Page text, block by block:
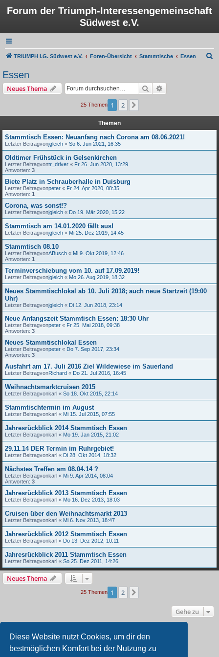
Diese Website nutzt Cookies, um dir den
bestmöglichen Komfort bei der Nutzung zu
Forum der Triumph-Interessengemeinschaft
Südwest e.V.
TRIUMPH I.G. Südwest e.V. Foren-Übersicht Stammtische Essen
Essen
Neues Thema Suche
25 Themen 1 2
Themen
Stammtisch Essen: Neuanfang nach Corona am 08.06.2021!
Letzter Beitragvonjgleich « So 6. Jun 2021, 16:35
Oldtimer Frühstück in Gelsenkirchen
Letzter Beitragvontr_driver « Fr 26. Jun 2020, 13:29
Antworten: 3
Biete Platz in Schrauberhalle in Duisburg
Letzter Beitragvonpeter « Fr 24. Apr 2020, 08:35
Antworten: 1
Corona, was sonst!?
Letzter Beitragvonjgleich « Do 19. Mär 2020, 15:22
Stammtisch am 14.01.2020 fällt aus!
Letzter Beitragvonjgleich « Mi 25. Dez 2019, 14:45
Stammtisch 08.10
Letzter BeitragvonABusch « Mi 9. Okt 2019, 12:46
Antworten: 1
Terminverschiebung vom 10. auf 17.09.2019!
Letzter Beitragvonjgleich « Mo 26. Aug 2019, 18:32
Neues Stammtischlokal ab 10. Juli 2018; auch neue Startzeit (19:00
Uhr)
Letzter Beitragvonjgleich « Di 12. Jun 2018, 23:14
Neue Anfangszeit Stammtisch Essen: 18:30 Uhr
Letzter Beitragvonpeter « Fr 25. Mai 2018, 09:38
Antworten: 3
Neues Stammtischlokal Essen
Letzter Beitragvonpeter « Do 7. Sep 2017, 23:34
Antworten: 3
Ausfahrt am 17. Juli 2016 Ziel Wildewiese im Sauerland
Letzter BeitragvonRichard « Do 21. Jul 2016, 16:45
Weihnachtsmarktcruisen 2015
Letzter Beitragvonkarl « So 18. Okt 2015, 22:14
Stammtischtermin im August
Letzter Beitragvonkarl « Mi 15. Jul 2015, 07:55
Jahresrückblick 2014 Stammtisch Essen
Letzter Beitragvonkarl « Mo 19. Jan 2015, 21:02
29.11.14 DER Termin im Ruhrgebiet!
Letzter Beitragvonkarl « Di 28. Okt 2014, 18:32
Nächstes Treffen am 08.04.14 ?
Letzter Beitragvonkarl « Mi 9. Apr 2014, 08:04
Antworten: 3
Jahresrückblick 2013 Stammtisch Essen
Letzter Beitragvonkarl « Mo 16. Dez 2013, 18:03
Cruisen über den Weihnachtsmarkt 2013
Letzter Beitragvonkarl « Mi 6. Nov 2013, 18:47
Jahresrückblick 2012 Stammtisch Essen
Letzter Beitragvonkarl « Do 13. Dez 2012, 10:11
Jahresrückblick 2011 Stammtisch Essen
Letzter Beitragvonkarl « So 25. Dez 2011, 14:26
Neues Thema
25 Themen 1 2
Gehe zu
BERECHTIGUNGEN IN DIESEM FORUM
neuen Themen in diesem Forum erstellen.
Du darfstkeine Antworten zu Themen in diesem Forum erstellen.